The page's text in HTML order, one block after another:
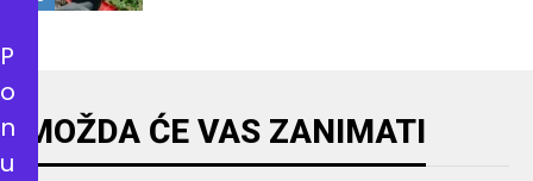
MOŽDA ĆE VAS ZANIMATI
P
o
n
u